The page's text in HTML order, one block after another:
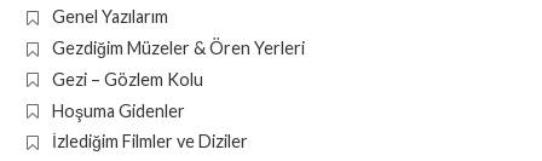
Genel Yazılarım
Gezdiğim Müzeler & Ören Yerleri
Gezi – Gözlem Kolu
Hoşuma Gidenler
İzlediğim Filmler ve Diziler